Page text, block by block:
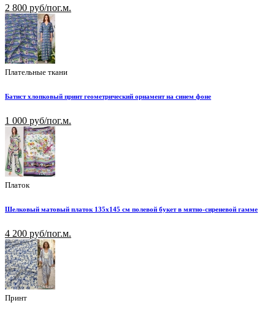
2 800 руб/пог.м.
Плательные ткани
Батист хлопковый принт геометрический орнамент на синем фоне
1 000 руб/пог.м.
Платок
Шелковый матовый платок 135х145 см полевой букет в мятно-сиреневой гамме
4 200 руб/пог.м.
Принт